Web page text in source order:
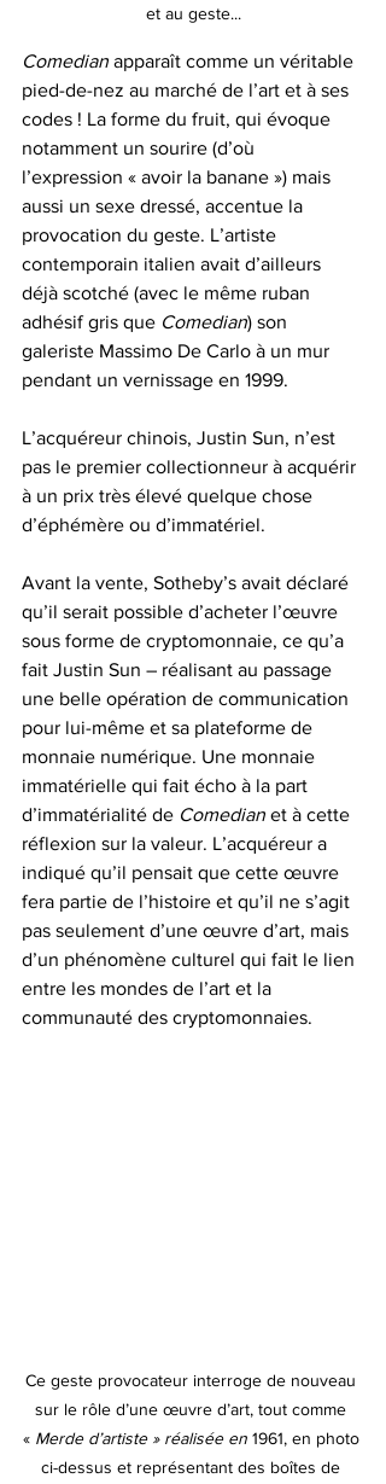
et au geste...
Comedian apparaît comme un véritable
pied-de-nez au marché de l’art et à ses
codes ! La forme du fruit, qui évoque
notamment un sourire (d’où
l’expression « avoir la banane ») mais
aussi un sexe dressé, accentue la
provocation du geste. L’artiste
contemporain italien avait d’ailleurs
déjà scotché (avec le même ruban
adhésif gris que Comedian) son
galeriste Massimo De Carlo à un mur
pendant un vernissage en 1999.
L’acquéreur chinois, Justin Sun, n’est
pas le premier collectionneur à acquérir
à un prix très élevé quelque chose
d’éphémère ou d’immatériel.
Avant la vente, Sotheby’s avait déclaré
qu’il serait possible d’acheter l’œuvre
sous forme de cryptomonnaie, ce qu’a
fait Justin Sun – réalisant au passage
une belle opération de communication
pour lui-même et sa plateforme de
monnaie numérique. Une monnaie
immatérielle qui fait écho à la part
d’immatérialité de Comedian et à cette
réflexion sur la valeur. L’acquéreur a
indiqué qu’il pensait que cette œuvre
fera partie de l’histoire et qu’il ne s’agit
pas seulement d’une œuvre d’art, mais
d’un phénomène culturel qui fait le lien
entre les mondes de l’art et la
communauté des cryptomonnaies.
Ce geste provocateur interroge de nouveau
sur le rôle d’une œuvre d’art, tout comme
« Merde d’artiste » réalisée en 1961, en photo
ci-dessus et représentant des boîtes de